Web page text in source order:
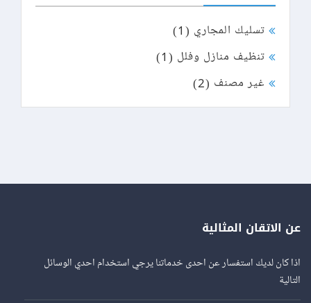
تسليك المجاري (1)
تنظيف منازل وفلل (1)
غير مصنف (2)
عن الاتقان المثالية
اذا كان لديك استفسار عن احدى خدماتنا يرجي استخدام احدي الوسائل
التالية